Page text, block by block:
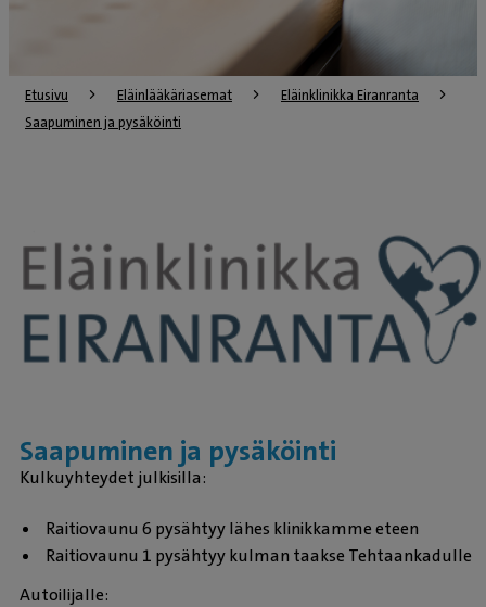
Etusivu Eläinlääkäriasemat
Eläinklinikka Eiranranta
Saapuminen ja pysäköinti
Saapuminen ja pysäköinti
Kulkuyhteydet julkisilla:
Raitiovaunu 6 pysähtyy lähes klinikkamme eteen
Raitiovaunu 1 pysähtyy kulman taakse Tehtaankadulle
Autoilijalle: